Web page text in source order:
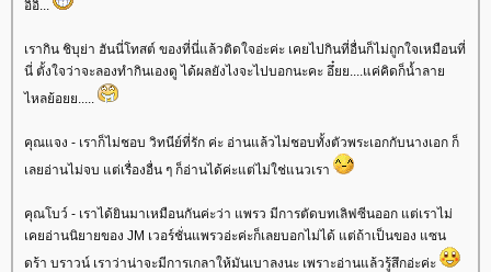
อิอิ...
เรากิน ชิบุย่า ฮันนี่โทสต์ ของที่นี่แล้วติดใจอ่ะค่ะ เคยไปกินที่อื่นก็ไม่ถูกใจเหมือนที่
นี่ ตั้งใจว่าจะลองทำกินเองดู ได้ผลยังไงจะไปบอกนะคะ อึ๋ยย....แค่คิดก็น้ำลา
ไหลย้อยย.....
คุณแจง - เราก็ไม่ชอบ วิทนีย์ที่รัก ค่ะ อ่านแล้วไม่ชอบทั้งตัวพระเอกกับนางเอก ก็
เลยอ่านไม่จบ แต่เรื่องอื่น ๆ ก็อ่านได้ค่ะแต่ไม่ใช่แนวเรา
คุณโบว์ - เราได้ยินมาเหมือนกันค่ะว่า แพรว มีการตัดบทเลิฟซีนออก แต่เราไม่
เคยอ่านนิยายของ JM เวอร์ชั่นแพรวอ่ะค่ะก็เลยบอกไม่ได้ แต่ถ้าเป็นของ แซน
ดร้า บราวน์ เราว่าน่าจะมีการเกลาให้มันเบาลงนะ เพราะอ่านแล้วรู้สึกอ่ะค่ะ